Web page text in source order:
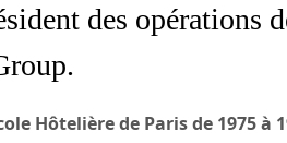
des opérations
Hôtelière de Paris de 1975 à